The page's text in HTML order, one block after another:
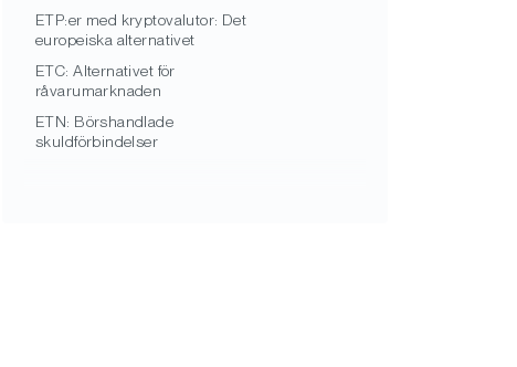
ETP:er med kryptovalutor: Det
europeiska alternativet
ETC: Alternativet för
råvarumarknaden
ETN: Börshandlade
skuldförbindelser